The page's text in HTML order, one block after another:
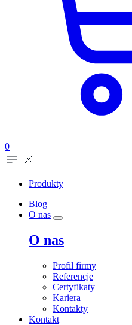
0
Produkty
Blog
O nas
O nas
Profil firmy
Referencje
Certyfikaty
Kariera
Kontakty
Kontakt